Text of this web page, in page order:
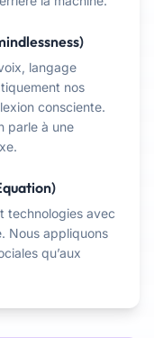
langage
nos
consciente.
parle à une
technologies avec
Nous appliquons
qu’aux